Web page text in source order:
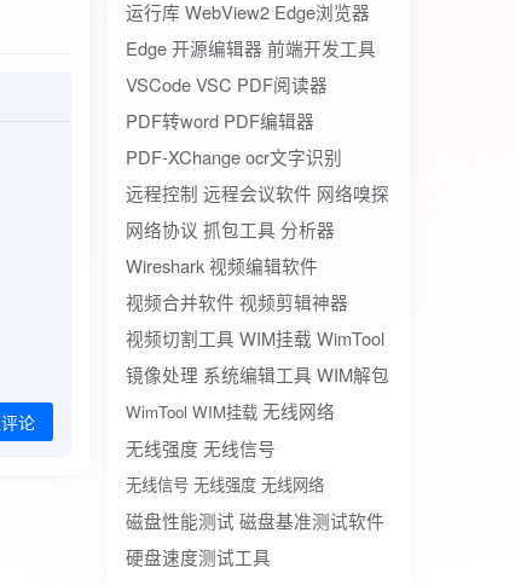
论
运行库 WebView2 Edge浏览器
Edge开源编辑器 前端开发工具
VSCodeVSC PDF阅读器
PDF转word PDF编辑器
PDF-XChangeocr文字识别
远程控制 远程会议软件 网络嗅探
网络协议 抓包工具 分析器
Wireshark视频编辑软件
视频合并软件 视频剪辑神器
视频切割工具 WIM挂载 WimTool
镜像处理 系统编辑工具 WIM解包
WimTool WIM挂载 无线网络
无线强度 无线信号
无线信号 无线强度 无线网络
磁盘性能测试 磁盘基准测试软件
硬盘速度测试工具